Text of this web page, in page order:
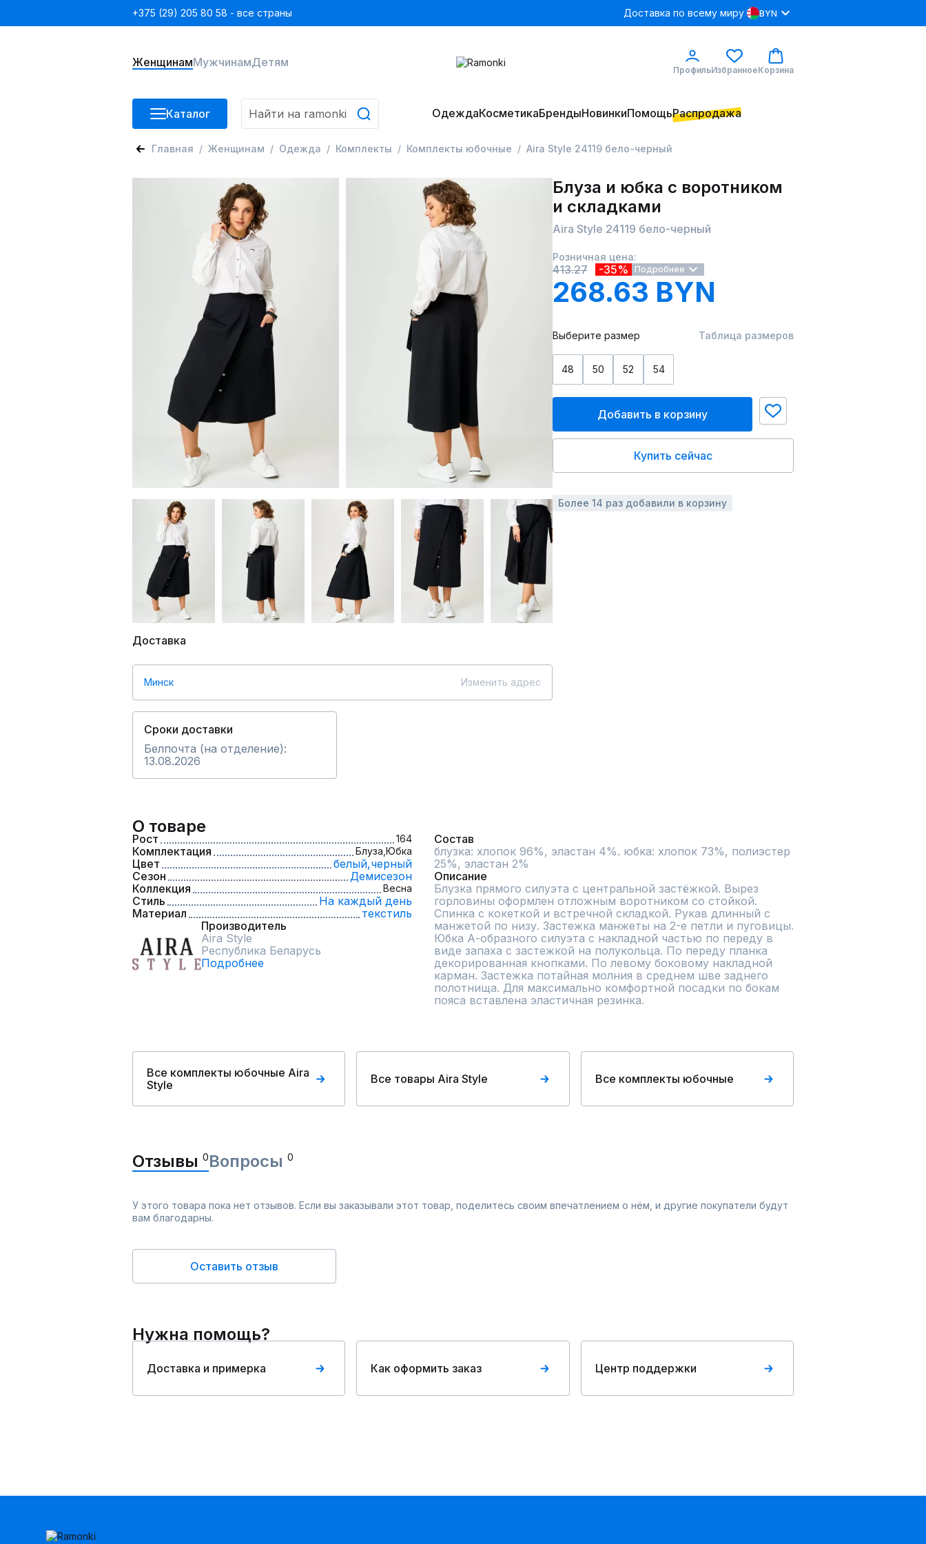
+375 (29) 205 80 58 - все страны Доставка по всему миру BYN
ЖенщинамМужчинамДетям
ПрофильИзбранноеКорзина
Каталог ОдеждаКосметикаБрендыНовинкиПомощьРаспродажа
Главная Женщинам Одежда Комплекты Комплекты юбочные Aira Style 24119 бело-черный
Доставка
Минск Изменить адрес
Сроки доставки
Белпочта (на отделение):
13.08.2026
Блуза и юбка с воротником
и складками
Aira Style 24119 бело-черный
Розничная цена:
413.27 -35% Подробнее
268.63 BYN
Выберите размер Таблица размеров
48 50 52 54
Добавить в корзину
Купить сейчас
Более 14 раз добавили в корзину
О товаре
Рост 164
Комплектация Блуза, Юбка
Цвет белый,черный
Сезон
Демисезон
Коллекция
Весна
Стиль
На каждый день
Материал
текстиль
Производитель
Aira Style
Республика Беларусь
Подробнее
Состав
блузка: хлопок 96%, эластан 4%. юбка: хлопок 73%, полиэстер
25%, эластан 2%
Описание
Блузка прямого силуэта с центральной застёжкой. Вырез
горловины оформлен отложным воротником со стойкой.
Спинка с кокеткой и встречной складкой. Рукав длинный с
манжетой по низу. Застежка манжеты на 2-е петли и пуговицы.
Юбка А-образного силуэта с накладной частью по переду в
виде запаха с застежкой на полукольца. По переду планка
декорированная кнопками. По левому боковому накладной
карман. Застежка потайная молния в среднем шве заднего
полотнища. Для максимально комфортной посадки по бокам
пояса вставлена эластичная резинка.
Все комплекты юбочные Aira
Style
Все товары Aira Style Все комплекты юбочные
Отзывы 0Вопросы 0
У этого товара пока нет отзывов. Если вы заказывали этот товар, поделитесь своим впечатлением о нём, и другие покупатели будут
вам благодарны.
Оставить отзыв
Нужна помощь?
Доставка и примерка Как оформить заказ Центр поддержки